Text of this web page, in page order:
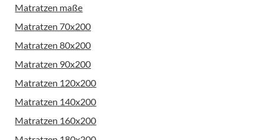
Matratzen maße
Matratzen 70x200
Matratzen 80x200
Matratzen 90x200
Matratzen 120x200
Matratzen 140x200
Matratzen 160x200